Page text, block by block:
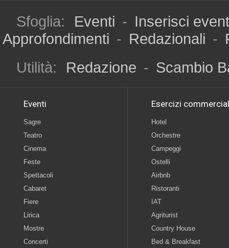
Sfoglia: Eventi - Inserisci
Approfondimenti - Redazionali -
Utilità:
Redazione - Scambio
Eventi
Sagre
Teatro
Cinema
Feste
Spettacoli
Cabaret
Fiere
Lirica
Mostre
Concerti
Esercizi
Hotel
Orchestre
Campeggi
Ostelli
Airbnb
Ristoranti
IAT
Agriturist
Country House
Bed & Breakfast